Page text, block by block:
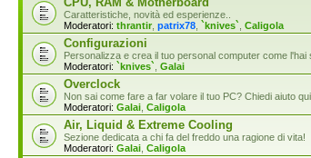
Caratteristiche, novità ed esperienze..
Moderatori: thrantir patrix78 `knives` Caligola
Configurazioni
Personalizza e crea il tuo personal computer come l'hai
Moderatori: `knives` Galai
Overclock
Non sai come fare a far volare il tuo PC? Chiedi aiuto
Moderatori: Galai Caligola
Air, Liquid & Extreme Cooling
Sezione dedicata a chi fa del freddo una ragione di vita!
Moderatori: Galai Caligola